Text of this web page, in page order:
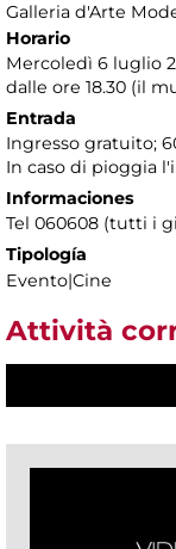
Galleria d'Arte
Horario
Mercoledì 6 luglio
dalle ore 18.30 (il
Entrada
Ingresso gratuito;
In caso di pioggia
Informaciones
Tel 060608 (tutti i
Tipología
Evento|Cine
Attività